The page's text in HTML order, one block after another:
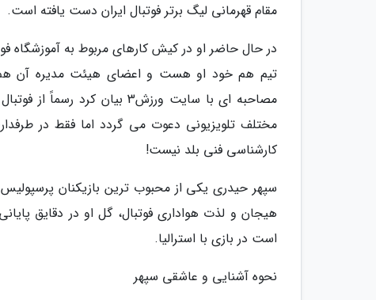
مقام قهرمانی لیگ برتر فوتبال ایران دست یافته است.
در حال حاضر او در کیش کارهای مربوط به آموزشگاه
تیم هم خود او هست و اعضای هیئت مدیره آن هم
مصاحبه ای با سایت ورزش3
مختلف تلویزیونی دعوت می گردد اما فقط در
کارشناسی فنی بلد نیست!
هیجان و لذت هواداری فوتبال، گل او در دقایق
است در بازی با استرالیا.
نحوه آشنایی و عاشقی سپهر